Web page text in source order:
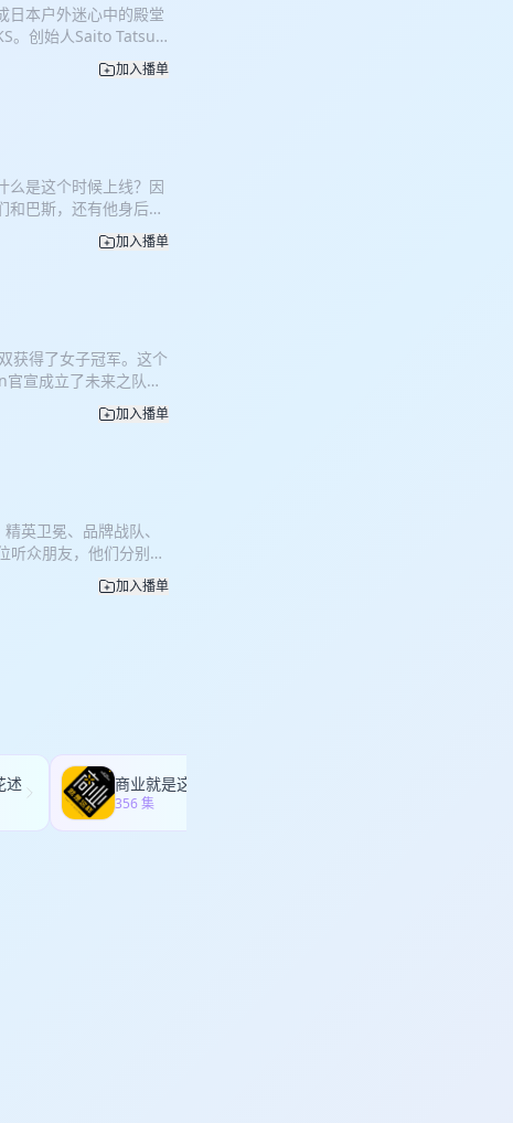
日本户外迷心中的殿堂
。创始人Saito Tatsu
包一针一线的手工制
他对产品和用户之间
加入播单
么是这个时候上线？因
巴斯，还有他身后的
运动装扮的巴斯让彼
赛场并肩同行的深厚
专属心理疏导者。二
追逐快钱、一心奔赴
状况遗憾退赛，这场
路他很少对外完整倾
堡比赛骑行水壶意外
内心挣扎。 大众眼里
内外多场高规格 A 类
耗，总要超额完成训
藏着他对自己严苛的要
，却成就了赛场上最
这是巴斯与马晓佳彼
经纪人）
收获 00:25:42:自行车
间与故事的交织，探
00:44:59:运动员的幽
巴斯案例的深度思考
加入播单
获得了女子冠军。这个
宣成立了未来之队，
动员唐景燕又新增了
跑者，一边是签约时狂
纪录片《世界太大》
些身份的背后只有小
来之队的队员：张梓
动员之间的故事，以
（Salomon精英运动
锤（唐景燕经纪人）
小双打分复盘两位徒
微信公众
Talk YouTube：
微信群】 添加「深
，或添加「深
加入播单
英卫冕、品牌战队、
听众朋友，他们分别完
难度拉满的雨战：
为高反+暴雨脚底脱
蜻蜓FM｜QQ音乐｜
微信公众号：
YouTube：
微信群】 添加「深
加入播单
述 商业就是这样
356 集